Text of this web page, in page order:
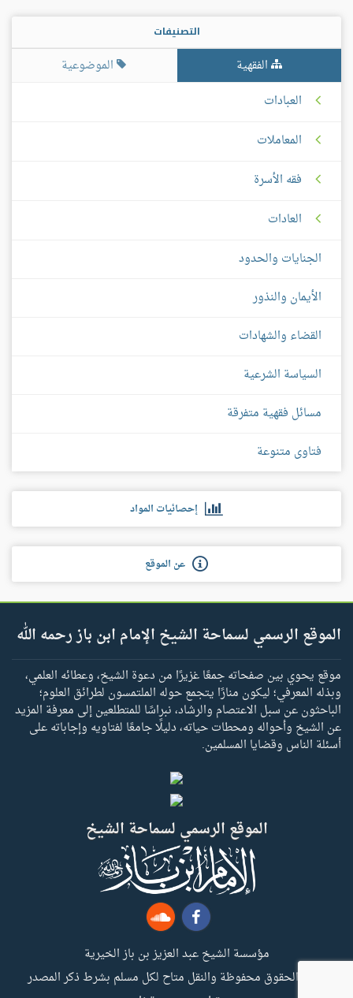
التصنيفات
الفقهية
الموضوعية
العبادات
المعاملات
فقه الأسرة
العادات
الجنايات والحدود
الأيمان والنذور
القضاء والشهادات
السياسة الشرعية
مسائل فقهية متفرقة
فتاوى متنوعة
إحصائيات المواد
عن الموقع
الموقع الرسمي لسماحة الشيخ الإمام ابن باز رحمه الله
موقع يحوي بين صفحاته جمعًا غزيرًا من دعوة الشيخ، وعطائه العلمي،
وبذله المعرفي؛ ليكون منارًا يتجمع حوله الملتمسون لطرائق العلوم؛
الباحثون عن سبل الاعتصام والرشاد، نبراسًا للمتطلعين إلى معرفة المزيد
عن الشيخ وأحواله ومحطات حياته، دليلًا جامعًا لفتاويه وإجاباته على
أسئلة الناس وقضايا المسلمين.
الموقع الرسمي لسماحة الشيخ
مؤسسة الشيخ عبد العزيز بن باز الخيرية
جميع الحقوق محفوظة والنقل متاح لكل مسلم بشرط ذكر المصدر